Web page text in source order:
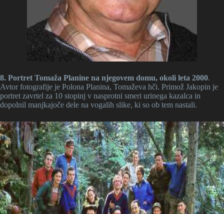
8. Portret Tomaža Planine na njegovem domu, okoli leta 2000.
Avtor fotografije je Polona Planina, Tomaževa hči. Primož Jakopin je
portret zavrtel za 10 stopinj v nasprotni smeri urinega kazalca in
dopolnil manjkajoče dele na vogalih slike, ki so ob tem nastali.